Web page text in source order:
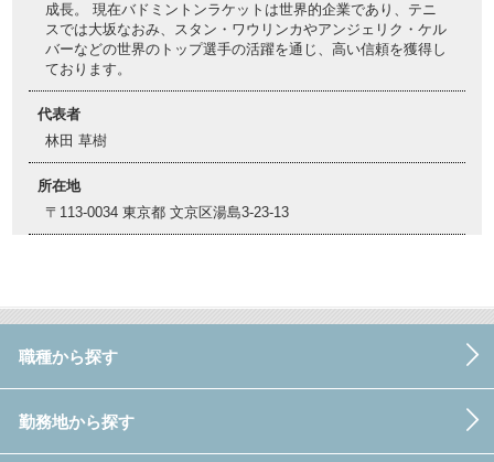
成長。 現在バドミントンラケットは世界的企業であり、テニ
スでは大坂なおみ、スタン・ワウリンカやアンジェリク・ケル
バーなどの世界のトップ選手の活躍を通じ、高い信頼を獲得し
ております。
代表者
林田 草樹
所在地
〒113-0034 東京都 文京区湯島3-23-13
職種から探す
勤務地から探す